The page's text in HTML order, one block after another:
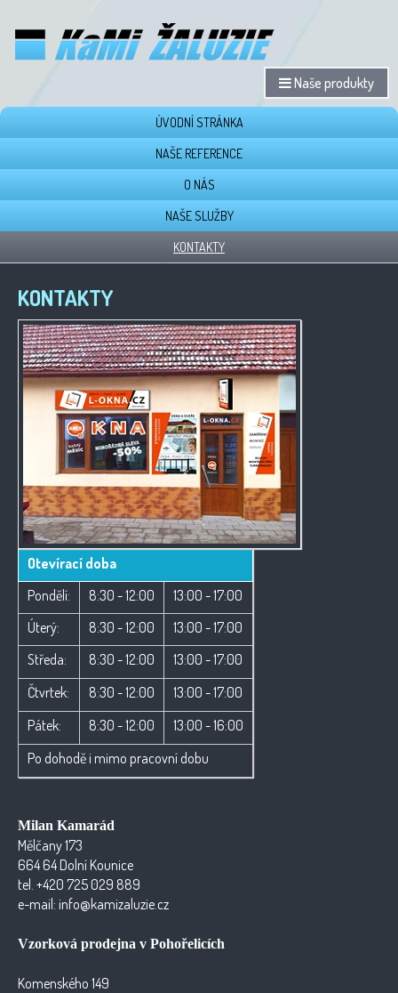
ÚVODNÍ STRÁNKA
NAŠE REFERENCE
O NÁS
NAŠE SLUŽBY
KONTAKTY
Naše produkty
KONTAKTY
Otevírací doba
Pondělí:
8:30 - 12:00
13:00 - 17:00
Úterý:
8:30 - 12:00
13:00 - 17:00
Středa:
8:30 - 12:00
13:00 - 17:00
Čtvrtek:
8:30 - 12:00
13:00 - 17:00
Pátek:
8:30 - 12:00
13:00 - 16:00
Po dohodě i mimo pracovní dobu
Milan Kamarád
Mělčany 173
664 64 Dolní Kounice
tel. +420 725 029 889
e-mail: info@kamizaluzie.cz
Vzorková prodejna v Pohořelicích
Komenského 149